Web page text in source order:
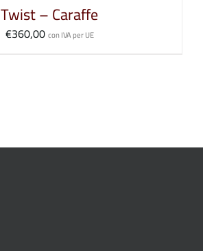
Twist – Caraffe
€360,00 con IVA per UE